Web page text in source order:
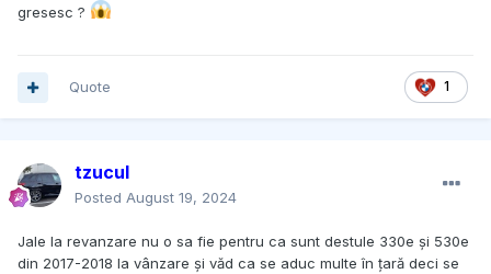
gresesc ?
1
Quote
tzucul
Posted August 19, 2024
Jale la revanzare nu o sa fie pentru ca sunt destule 330e și 530e
din 2017-2018 la vânzare și văd ca se aduc multe în țară deci se